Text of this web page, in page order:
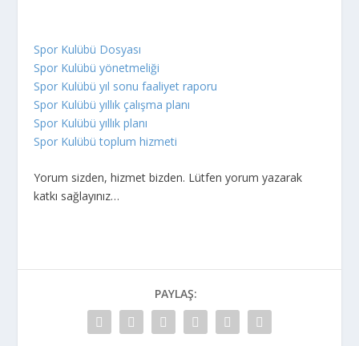
Spor Kulübü Dosyası
Spor Kulübü yönetmeliği
Spor Kulübü yıl sonu faaliyet raporu
Spor Kulübü yıllık çalışma planı
Spor Kulübü yıllık planı
Spor Kulübü toplum hizmeti
Yorum sizden, hizmet bizden. Lütfen yorum yazarak
katkı sağlayınız…
PAYLAŞ: